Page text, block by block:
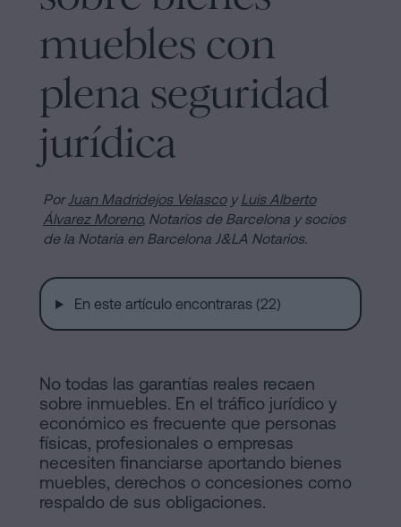
Notaría
online
Blog
Contactar
Aviso
Política
Cookies
Manifiesto
Compraventa
Barcelona
Hipotecas
Disolución
pareja
de
hecho
Mercantil
y
sociedades
Tramitar
una
herencia
muebles con
plena seguridad
jurídica
Por Juan Madridejos VelascoyLuis Alberto
Álvarez Moreno, Notarios de Barcelona y socios
de la Notaria en Barcelona J&LA Notarios.
En este artículo encontraras (22)
No todas las garantías reales recaen
sobre inmuebles. En el tráfico jurídico y
económico es frecuente que personas
físicas, profesionales o empresas
necesiten financiarse aportando bienes
muebles, derechos o concesiones como
respaldo de sus obligaciones.